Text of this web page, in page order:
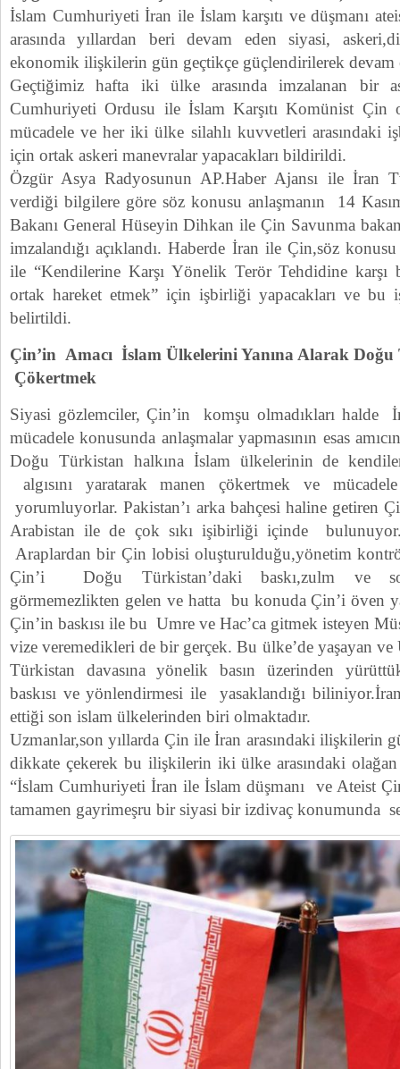
İslam Cumhuriyeti İran ile İslam karşıtı ve düşmanı
arasında yıllardan beri devam eden siyasi,
ekonomik ilişkilerin gün geçtikçe güçlendirilerek
Geçtiğimiz hafta iki ülke arasında imzalanan bir
Cumhuriyeti Ordusu ile İslam Karşıtı Komünist
mücadele ve her iki ülke silahlı kuvvetleri arasındaki
için ortak askeri manevralar yapacakları bildirildi.
Özgür Asya Radyosunun AP.Haber Ajansı ile İran
verdiği bilgilere göre söz konusu anlaşmanın 14
Bakanı General Hüseyin Dihkan ile Çin Savunma
imzalandığı açıklandı. Haberde İran ile Çin,söz
ile “Kendilerine Karşı Yönelik Terör Tehdidine
ortak hareket etmek” için işbirliği yapacakları ve bu
belirtildi.
Çin’in Amacı İslam Ülkelerini Yanına Alarak
Çökertmek
Siyasi gözlemciler, Çin’in komşu olmadıkları halde
mücadele konusunda anlaşmalar yapmasının esas
Doğu Türkistan halkına İslam ülkelerinin de
algısını yaratarak manen çökertmek ve
yorumluyorlar. Pakistan’ı arka bahçesi haline getiren
Arabistan ile de çok sıkı işibirliği içinde
Araplardan bir Çin lobisi oluşturulduğu,yönetim
Çin’i Doğu Türkistan’daki baskı,zulm ve
görmemezlikten gelen ve hatta bu konuda Çin’i öven
Çin’in baskısı ile bu Umre ve Hac’ca gitmek isteyen
vize veremedikleri de bir gerçek. Bu ülke’de yaşayan ve
Türkistan davasına yönelik basın üzerinden
baskısı ve yönlendirmesi ile yasaklandığı
ettiği son islam ülkelerinden biri olmaktadır.
Uzmanlar,son yıllarda Çin ile İran arasındaki ilişkilerin
dikkate çekerek bu ilişkilerin iki ülke arasındaki
“İslam Cumhuriyeti İran ile İslam düşmanı ve Ateist
tamamen gayrimeşru bir siyasi bir izdivaç konumunda